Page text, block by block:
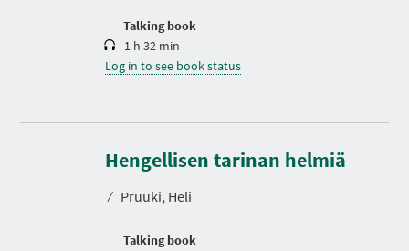
Talking book
1 h 32 min
Log in to see book status
Hengellisen tarinan helmiä
⁄ Pruuki, Heli
Talking book
D
r
a
i